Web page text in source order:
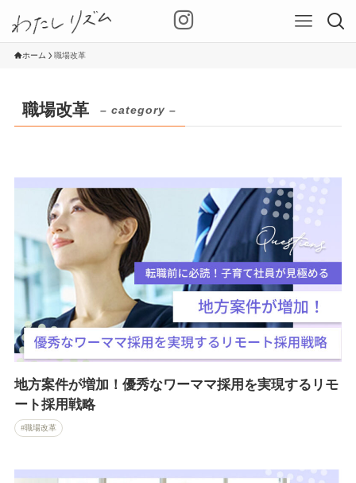
ホーム 職場改革
職場改革 – category –
地方案件が増加！優秀なワーママ採用を実現するリモ
ート採用戦略
職場改革